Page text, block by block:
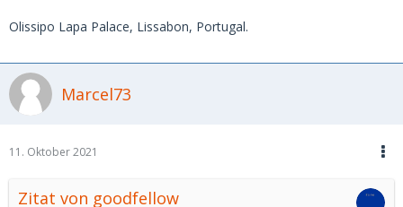
Olissipo Lapa Palace, Lissabon, Portugal.
Marcel73
11. Oktober 2021
Zitat von goodfellow